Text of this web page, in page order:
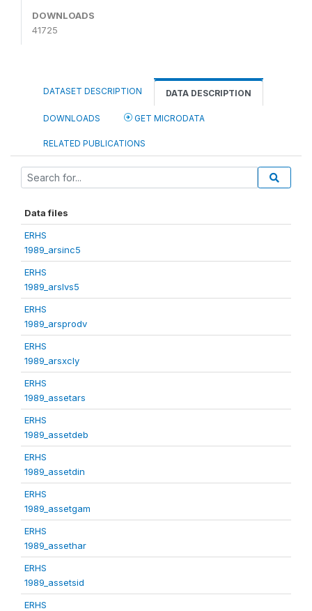
DOWNLOADS
41725
DATASET DESCRIPTION DATA DESCRIPTION
DOWNLOADS GET MICRODATA
RELATED PUBLICATIONS
Data files
ERHS
1989_arsinc5
ERHS
1989_arslvs5
ERHS
1989_arsprodv
ERHS
1989_arsxcly
ERHS
1989_assetars
ERHS
1989_assetdeb
ERHS
1989_assetdin
ERHS
1989_assetgam
ERHS
1989_assethar
ERHS
1989_assetsid
ERHS